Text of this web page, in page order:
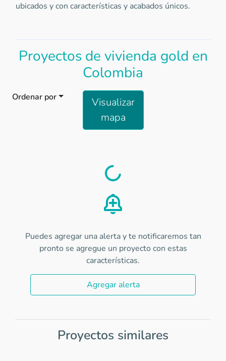
Proyectos de vivienda gold en
Colombia
ubicados y con características y acabados únicos.
Ordenar por
Visualizar
mapa
Load
Puedes agregar una alerta y te notificaremos tan
pronto se agregue un proyecto con estas
características.
Agregar alerta
Proyectos similares